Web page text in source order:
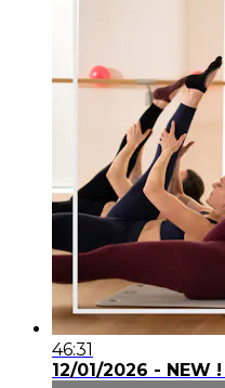
46:31
12/01/2026 - NEW